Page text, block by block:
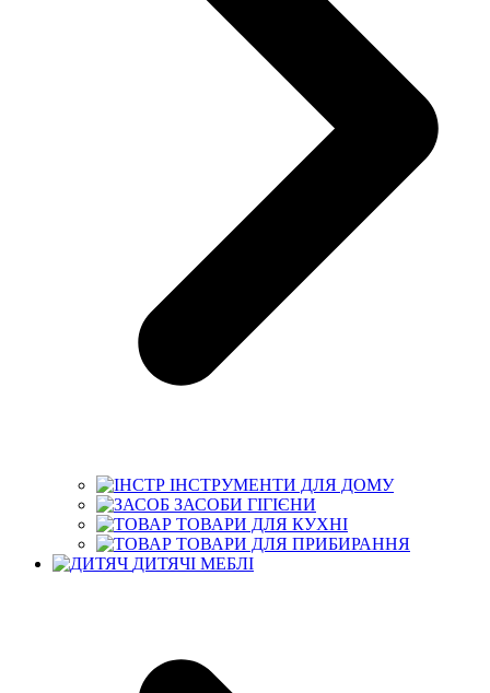
ІНСТРУМЕНТИ ДЛЯ ДОМУ
ЗАСОБИ ГІГІЄНИ
ТОВАРИ ДЛЯ КУХНІ
ТОВАРИ ДЛЯ ПРИБИРАННЯ
ДИТЯЧІ МЕБЛІ